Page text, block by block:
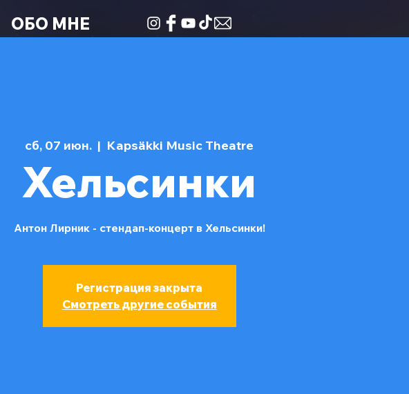
ОБО МНЕ
сб, 07 июн.
  |
Kapsäkki Music Theatre
Хельсинки
Антон Лирник - стендап-концерт в Хельсинки!
Регистрация закрыта
Смотреть другие события